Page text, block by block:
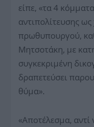
είπε, «τα 4
αντιπολίτευσης
πρωθυπουργού,
Μητσοτάκη, με
συγκεκριμένη
δραπετεύσει
θύμα».
«Αποτέλεσμα, αντί